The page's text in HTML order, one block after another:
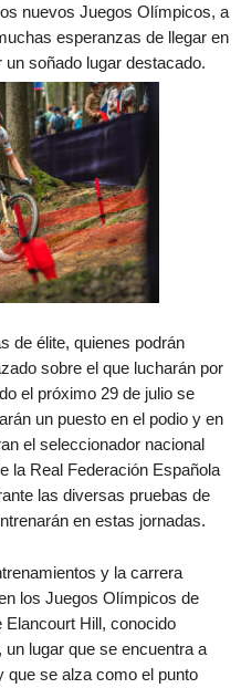
nuevos Juegos Olímpicos, a
esperanzas de llegar en
soñado lugar destacado.
de élite, quienes podrán
sobre el que lucharán por
el próximo 29 de julio se
un puesto en el podio y en
el seleccionador nacional
la Real Federación Española
las diversas pruebas de
en estas jornadas.
y la carrera
los Juegos Olímpicos de
Hill, conocido
un lugar que se encuentra a
que se alza como el punto